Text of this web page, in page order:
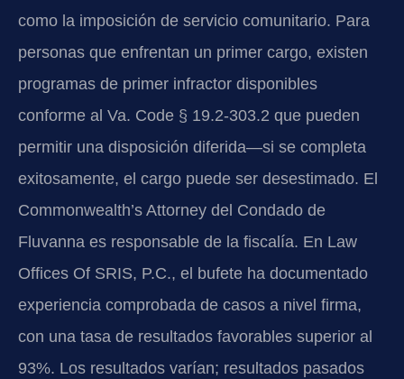
como la imposición de servicio comunitario. Para
personas que enfrentan un primer cargo, existen
programas de primer infractor disponibles
conforme al Va. Code § 19.2-303.2 que pueden
permitir una disposición diferida—si se completa
exitosamente, el cargo puede ser desestimado. El
Commonwealth’s Attorney del Condado de
Fluvanna es responsable de la fiscalía. En Law
Offices Of SRIS, P.C., el bufete ha documentado
experiencia comprobada de casos a nivel firma,
con una tasa de resultados favorables superior al
93%. Los resultados varían; resultados pasados